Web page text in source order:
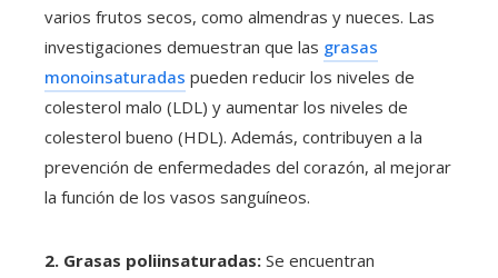
varios frutos secos, como almendras y nueces. Las
investigaciones demuestran que las grasas
monoinsaturadas pueden reducir los niveles de
colesterol malo (LDL) y aumentar los niveles de
colesterol bueno (HDL). Además, contribuyen a la
prevención de enfermedades del corazón, al mejorar
la función de los vasos sanguíneos.
2. Grasas poliinsaturadas: Se encuentran